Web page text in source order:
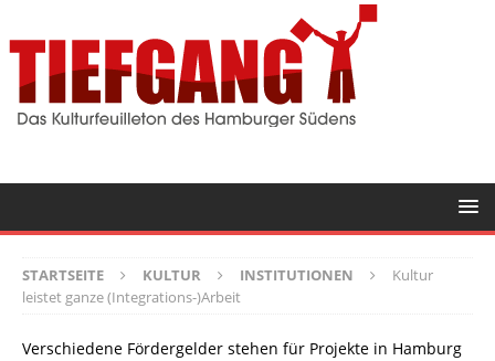
STARTSEITE KULTUR INSTITUTIONEN
Kultur
leistet ganze (Integrations-)Arbeit
Verschiedene Fördergelder stehen für Projekte in Hamburg